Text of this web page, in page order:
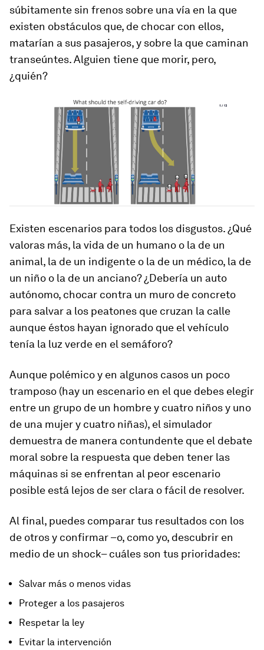
súbitamente sin frenos sobre una vía en la que
existen obstáculos que, de chocar con ellos,
matarían a sus pasajeros, y sobre la que caminan
transeúntes. Alguien tiene que morir, pero,
¿quién?
Existen escenarios para todos los disgustos. ¿Qué
valoras más, la vida de un humano o la de un
animal, la de un indigente o la de un médico, la de
un niño o la de un anciano? ¿Debería un auto
autónomo, chocar contra un muro de concreto
para salvar a los peatones que cruzan la calle
aunque éstos hayan ignorado que el vehículo
tenía la luz verde en el semáforo?
Aunque polémico y en algunos casos un poco
tramposo (hay un escenario en el que debes elegir
entre un grupo de un hombre y cuatro niños y uno
de una mujer y cuatro niñas), el simulador
demuestra de manera contundente que el debate
moral sobre la respuesta que deben tener las
máquinas si se enfrentan al peor escenario
posible está lejos de ser clara o fácil de resolver.
Al final, puedes comparar tus resultados con los
de otros y confirmar –o, como yo, descubrir en
medio de un shock– cuáles son tus prioridades:
Salvar más o menos vidas
Proteger a los pasajeros
Respetar la ley
Evitar la intervención